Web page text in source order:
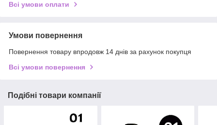
Всі умови оплати
Умови повернення
Повернення товару впродовж 14 днів за рахунок покупця
Всі умови повернення
Подібні товари компанії